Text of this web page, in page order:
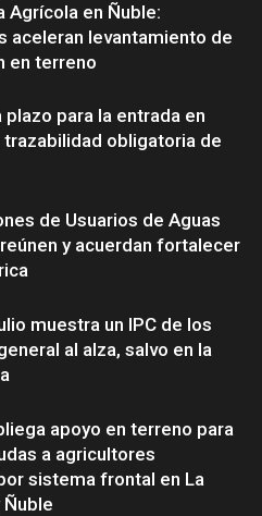
Agrícola en Ñuble:
aceleran levantamiento de
en terreno
plazo para la entrada en
trazabilidad obligatoria de
de Usuarios de Aguas
y acuerdan fortalecer
muestra un IPC de los
al alza, salvo en la
apoyo en terreno para
a agricultores
sistema frontal en La
Ñuble